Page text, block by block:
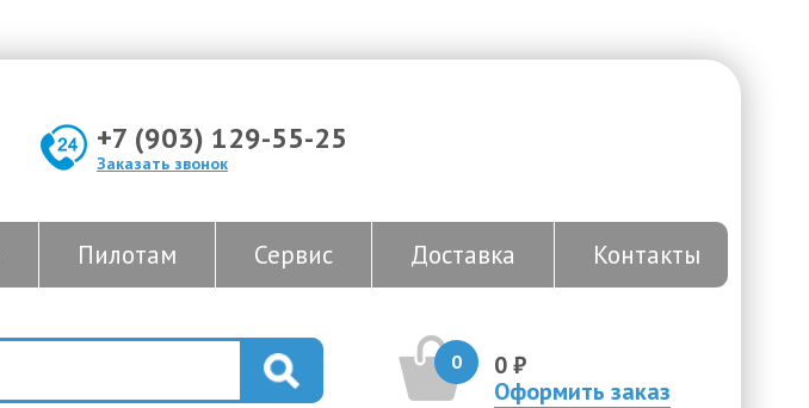
+7 (903) 129-55-25
Заказать звонок
Пилотам Сервис Доставка Контакты
0
0 ₽
Оформить заказ